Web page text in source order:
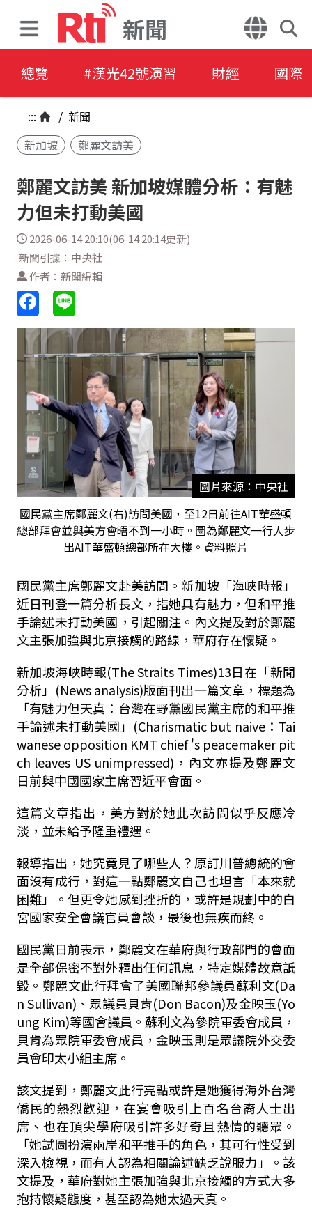
新聞
總覽 #漢光42號演習 財經 國際
::: / 新聞
新加坡
鄭麗文訪美
鄭麗文訪美 新加坡媒體分析：有魅
力但未打動美國
2026-06-14 20:10(06-14 20:14更新)
新聞引據：中央社
作者：新聞編輯
圖片來源：中央社
國民黨主席鄭麗文(右)訪問美國，至12日前往AIT華盛頓
總部拜會並與美方會晤不到一小時。圖為鄭麗文一行人步
出AIT華盛頓總部所在大樓。資料照片
國民黨主席鄭麗文赴美訪問。新加坡「海峽時報」
近日刊登一篇分析長文，指她具有魅力，但和平推
手論述未打動美國，引起關注。內文提及對於鄭麗
文主張加強與北京接觸的路線，華府存在懷疑。
新加坡海峽時報(The Straits Times)13日在「新聞
分析」(News analysis)版面刊出一篇文章，標題為
「有魅力但天真：台灣在野黨國民黨主席的和平推
手論述未打動美國」(Charismatic but naive：Tai
wanese opposition KMT chief 's peacemaker pit
ch leaves US unimpressed)，內文亦提及鄭麗文
日前與中國國家主席習近平會面。
這篇文章指出，美方對於她此次訪問似乎反應冷
淡，並未給予隆重禮遇。
報導指出，她究竟見了哪些人？原訂川普總統的會
面沒有成行，對這一點鄭麗文自己也坦言「本來就
困難」。但更令她感到挫折的，或許是規劃中的白
宮國家安全會議官員會談，最後也無疾而終。
國民黨日前表示，鄭麗文在華府與行政部門的會面
是全部保密不對外釋出任何訊息，特定媒體故意詆
毀。鄭麗文此行拜會了美國聯邦參議員蘇利文(Da
n Sullivan)、眾議員貝肯(Don Bacon)及金映玉(Yo
ung Kim)等國會議員。蘇利文為參院軍委會成員，
貝肯為眾院軍委會成員，金映玉則是眾議院外交委
員會印太小組主席。
該文提到，鄭麗文此行亮點或許是她獲得海外台灣
僑民的熱烈歡迎，在宴會吸引上百名台裔人士出
席、也在頂尖學府吸引許多好奇且熱情的聽眾。
「她試圖扮演兩岸和平推手的角色，其可行性受到
深入檢視，而有人認為相關論述缺乏說服力」。該
文提及，華府對她主張加強與北京接觸的方式大多
抱持懷疑態度，甚至認為她太過天真。